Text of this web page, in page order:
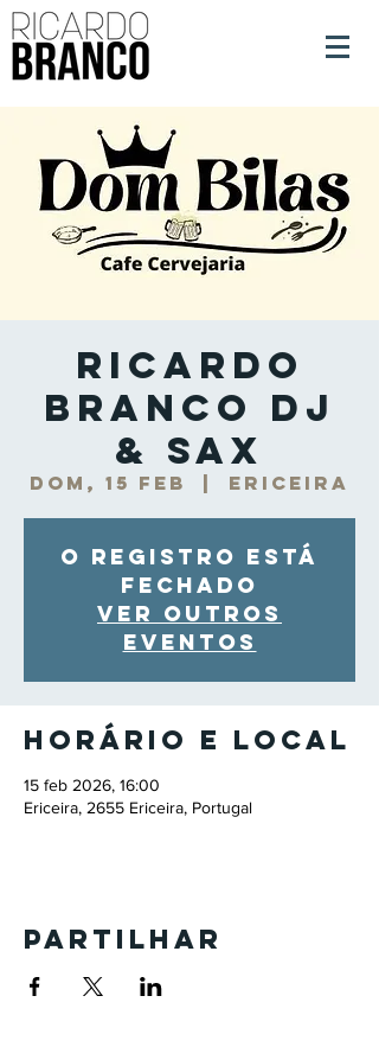
Ricardo
Branco DJ
& Sax
dom, 15 feb Ericeira
O registro está
fechado
Ver outros
eventos
Horário e local
15 feb 2026, 16:00
Ericeira, 2655 Ericeira, Portugal
Partilhar